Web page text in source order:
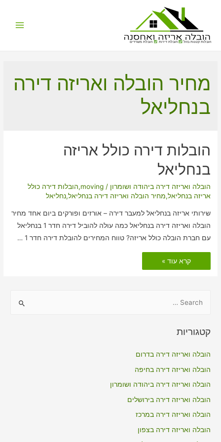
הובלות קטנות בזול הובלת דירות הובלת משרדים
מחיר הובלה ואריזה דירה
בנחליאל
הובלות דירה כולל אריזה
בנחליאל
הובלה ואריזה דירה ביהודה ושומרון /
moving
,הובלות דירה כולל
אריזה בנחליאל,מחיר הובלה ואריזה דירה בנחליאל,נחליאל
שירותי אריזה בנחליאל למעבר דירה – אורזים ופורקים ביום אחד מחיר
הובלה ואריזה דירה בנחליאל כמה עולה להוביל דירה חדר 1 בנחליאל
עם חברת הובלה כולל אריזה? טווח המחירים להובלת דירה חדר 1 …
הובלות
דירה
כולל
קרא עוד »
r
o
r
:
קטגוריות
הובלה ואריזה דירה בדרום
הובלה ואריזה דירה בחיפה
הובלה ואריזה דירה ביהודה ושומרון
הובלה ואריזה דירה בירושלים
הובלה ואריזה דירה במרכז
הובלה ואריזה דירה בצפון